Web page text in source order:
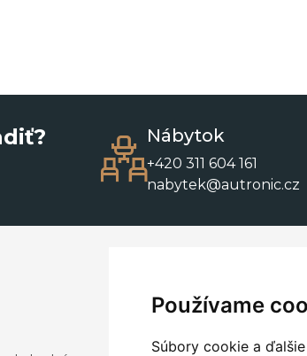
Používame
Súbory cookie a
Nábytok
+420 311 604 161
nabytek@autronic.cz